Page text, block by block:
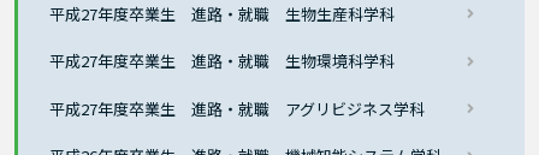
平成27年度卒業生 進路・就職 生物生産科学科
平成27年度卒業生 進路・就職 生物環境科学科
平成27年度卒業生 進路・就職 アグリビジネス学科